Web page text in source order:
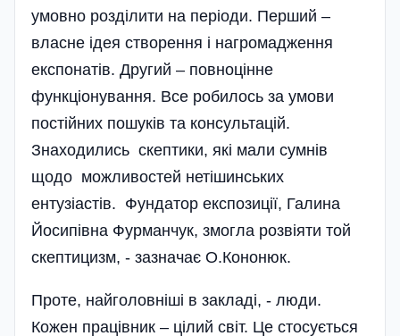
умовно розділити на періоди. Перший –
власне ідея створення і нагромадження
експонатів. Другий – повноцінне
функціонування. Все робилось за умови
постійних пошуків та консультацій.
Знаходились скептики, які мали сумнів
щодо можливостей нетішинських
ентузіастів. Фундатор експозиції, Галина
Йосипі­вна Фурманчук, змогла розвіяти той
скептицизм, - зазначає О.Кононюк.
Проте, найголовніші в закладі, - люди.
Кожен працівник – цілий світ. Це стосується